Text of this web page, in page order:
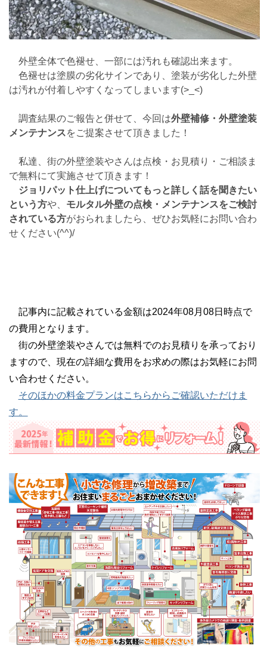
外壁全体で色褪せ、一部には汚れも確認出来ます。
色褪せは塗膜の劣化サインであり、塗装が劣化した外壁
は汚れが付着しやすくなってしまいます(>_<)
調査結果のご報告と併せて、今回は外壁補修・外壁塗装
メンテナンスをご提案させて頂きました！
私達、街の外壁塗装やさんは点検・お見積り・ご相談ま
で無料にて実施させて頂きます！
ジョリパット仕上げについてもっと詳しく話を聞きたい
という方や、 モルタル外壁の点検・メンテナンスをご検討
されている方がおられましたら、ぜひお気軽にお問い合わ
せください(^^)/
記事内に記載されている金額は2024年08月08日時点で
の費用となります。
街の外壁塗装やさんでは無料でのお見積りを承っており
ますので、現在の詳細な費用をお求めの際はお気軽にお問
い合わせください。
そのほかの料金プランはこちらからご確認いただけま
す。